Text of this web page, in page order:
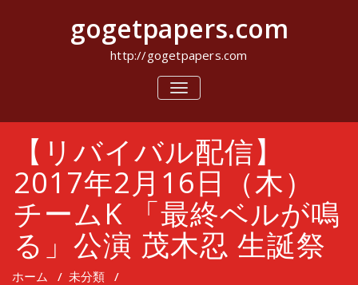
キ
gogetpapers.com
http://gogetpapers.com
ナ
ビ
シ
ョ
ン
を
切
り
替
え
【リバイバル配信】
2017年2月16日（木）
チームK 「最終ベルが鳴
る」公演 茂木忍 生誕祭
ホーム / 未分類 /